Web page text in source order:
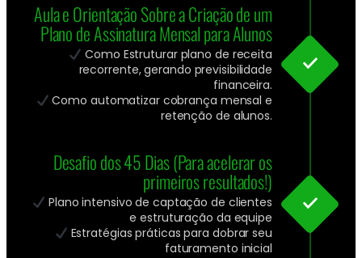
Aula e Orientação Sobre a Criação de um
Plano de Assinatura Mensal para Alunos
Como Estruturar plano de receita
recorrente, gerando previsibilidade
financeira.
Como automatizar cobrança mensal e
retenção de alunos.
Desafio dos 45 Dias (Para acelerar os
primeiros resultados!)
Plano intensivo de captação de clientes
e estruturação da equipe
Estratégias práticas para dobrar seu
faturamento inicial